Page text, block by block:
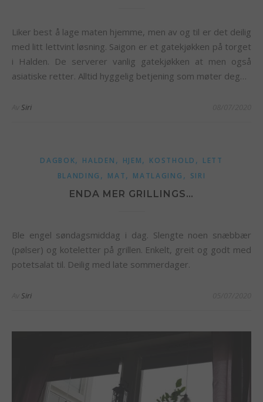
Liker best å lage maten hjemme, men av og til er det deilig
med litt lettvint løsning. Saigon er et gatekjøkken på torget
i Halden. De serverer vanlig gatekjøkken at men også
asiatiske retter. Alltid hyggelig betjening som møter deg…
Siri
DAGBOK, HALDEN , HJEM, KOSTHOLD , LETT
BLANDING , MAT, MATLAGING , SIRI
ENDA MER GRILLINGS…
Ble engel søndagsmiddag i dag. Slengte noen snæbbær
(pølser) og koteletter på grillen. Enkelt, greit og godt med
potetsalat til. Deilig med late sommerdager.
Siri